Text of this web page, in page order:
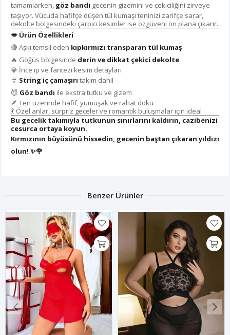
tamamlarken, göz bandı gecenin gizemini ve çekiciliğini zirveye
taşıyor. Vücuda hafifçe düşen tül kumaşı teninizi zarifçe sarar,
dekolte bölgesindeki çarpıcı kesimler ise özgüveni ön plana çıkarır.
💋 Ürün Özellikleri
🔴 Aşkı temsil eden kıpkırmızı transparan tül kumaş
🔥 Göğüs bölgesinde derin ve dikkat çekici dekolte
💎 İnce ip ve fantezi kesim detayları
👙 String iç çamaşırı takım dahil
😈 Göz bandı ile ekstra tutku ve gizem
🪶 Ten üzerinde hafif, yumuşak ve rahat doku
💃 Özel anlar, sürpriz geceler ve romantik buluşmalar için ideal
Bu gecelik takımıyla tutkunun sınırlarını kaldırın, cazibenizi
cesurca ortaya koyun.
Kırmızının büyüsünü hissedin, gecenin baştan çıkaran yıldızı
olun! ✨🌹
Benzer Ürünler